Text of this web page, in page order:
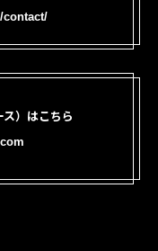
contact/
）はこちら